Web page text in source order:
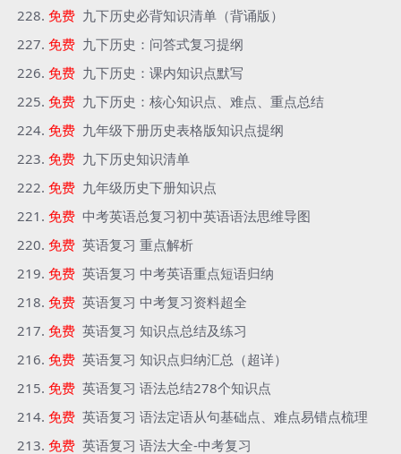
免费 九下历史必背知识清单（背诵版）
免费 九下历史：问答式复习提纲
免费 九下历史：课内知识点默写
免费 九下历史：核心知识点、难点、重点总结
免费 九年级下册历史表格版知识点提纲
免费 九下历史知识清单
免费 九年级历史下册知识点
免费 中考英语总复习初中英语语法思维导图
免费 英语复习 重点解析
免费 英语复习 中考英语重点短语归纳
免费 英语复习 中考复习资料超全
免费 英语复习 知识点总结及练习
免费 英语复习 知识点归纳汇总（超详）
免费 英语复习 语法总结278个知识点
免费 英语复习 语法定语从句基础点、难点易错点梳理
免费 英语复习 语法大全-中考复习